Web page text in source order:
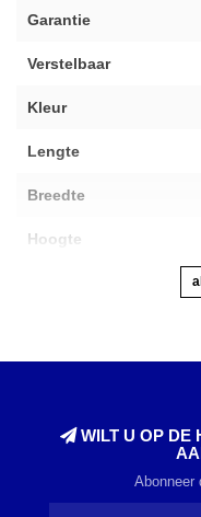
Garantie
Verstelbaar
Kleur
Lengte
Breedte
Hoogte
WILT U OP DE
Abonneer